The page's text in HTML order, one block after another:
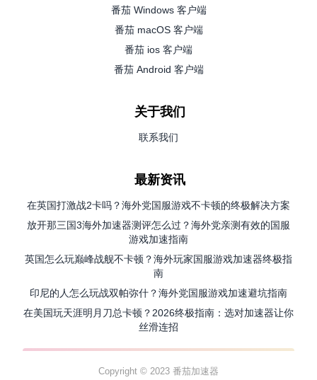
番茄 Windows 客户端
番茄 macOS 客户端
番茄 ios 客户端
番茄 Android 客户端
关于我们
联系我们
最新资讯
在英国打激战2卡吗？海外党国服游戏不卡顿的终极解决方案
放开那三国3海外加速器测评怎么过？海外党亲测有效的国服
游戏加速指南
英国怎么玩巅峰战舰不卡顿？海外玩家国服游戏加速器终极指
南
印尼的人怎么玩战双帕弥什？海外党国服游戏加速避坑指南
在美国玩天涯明月刀总卡顿？2026终极指南：选对加速器让你
丝滑连招
Copyright © 2023 番茄加速器